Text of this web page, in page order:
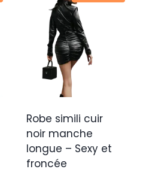
Robe simili cuir
noir manche
longue – Sexy et
froncée